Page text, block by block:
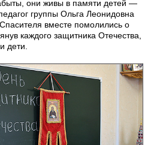
они живы в памяти детей —
группы Ольга Леонидовна
вместе помолились о
каждого защитника Отечества,
дети.